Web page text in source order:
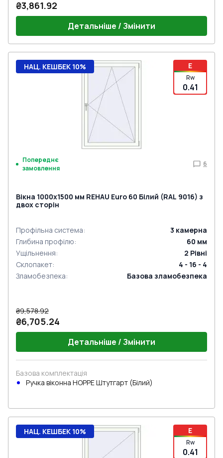
₴3,861.92
Детальніше / Змінити
E
Rw
0.41
НАЦ. КЕШБЕК 10%
Попереднє
замовлення
6
Вікна 1000x1500 мм REHAU Euro 60 Білий (RAL 9016) з
двох сторін
Профільна система: 3 камерна
Глибина профілю: 60 мм
Ущільнення: 2 Рівні
Склопакет:
4 - 16 - 4
Зламобезпека: Базова зламобезпека
₴9,578.92
₴6,705.24
Детальніше / Змінити
Базова комплектація
Ручка віконна HOPPE Штутгарт (Білий)
E
Rw
0.41
НАЦ. КЕШБЕК 10%